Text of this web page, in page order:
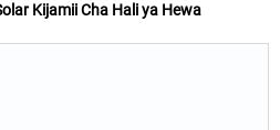
Kijamii Cha Hali ya Hewa